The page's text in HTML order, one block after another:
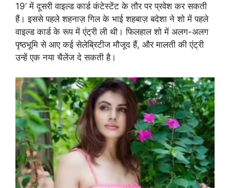
19’ में दूसरी वाइल्ड कार्ड कंटेस्टेंट के तौर पर प्रवेश कर सकती
हैं। इससे पहले शहनाज़ गिल के भाई शहबाज़ बदेशा ने शो में पहले
वाइल्ड कार्ड के रूप में एंट्री ली थी। फिलहाल शो में अलग-अलग
पृष्ठभूमि से आए कई सेलेब्रिटीज मौजूद हैं, और मालती की एंट्री
उन्हें एक नया चैलेंज दे सकती है।